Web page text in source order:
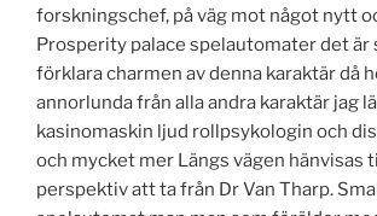
forskningschef, på väg mot något nytt
Prosperity palace spelautomater det är
förklara charmen av denna karaktär då
annorlunda från alla andra karaktär jag
kasinomaskin ljud rollpsykologin och
och mycket mer Längs vägen hänvisas
perspektiv att ta från Dr Van Tharp.